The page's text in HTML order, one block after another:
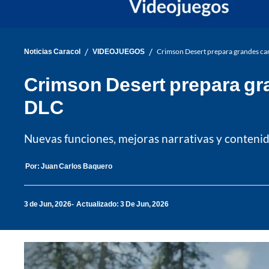
Noticias Caracol / VIDEOJUEGOS / Crimson Desert prepara grandes
Crimson Desert prepara
DLC
Nuevas funciones, mejoras narrativas y
Por: Juan Carlos Baquero
3 de Jun, 2026 Actualizado: 3 De Jun, 2026